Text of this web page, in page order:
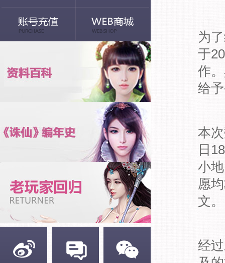
为
于
作
给
本
日
小
愿
文。
经